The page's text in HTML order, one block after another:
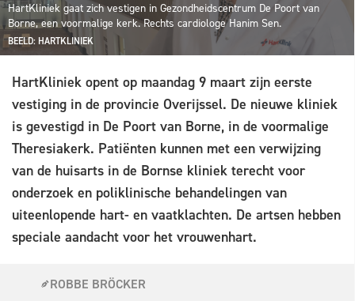
HartKliniek gaat zich vestigen in Gezondheidscentrum De Poort van
Borne, een voormalige kerk. Rechts cardiologe Hanim Sen.
BEELD: HARTKLINIEK
HartKliniek opent op maandag 9 maart zijn eerste
vestiging in de provincie Overijssel. De nieuwe kliniek
is gevestigd in De Poort van Borne, in de voormalige
Theresiakerk. Patiënten kunnen met een verwijzing
van de huisarts in de Bornse kliniek terecht voor
onderzoek en poliklinische behandelingen van
uiteenlopende hart- en vaatklachten. De artsen hebben
speciale aandacht voor het vrouwenhart.
ROBBE BRÖCKER